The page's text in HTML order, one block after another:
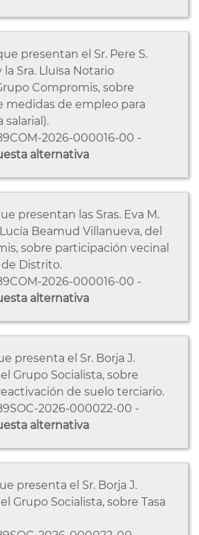
presentan el Sr. Pere S.
la Sra. Lluïsa Notario
Compromis, sobre
medidas de empleo para
salarial).
2026-000016-00 -
alternativa
presentan las Sras. Eva M.
Beamud Villanueva, del
sobre participación vecinal
Distrito.
2026-000016-00 -
alternativa
presenta el Sr. Borja J.
Grupo Socialista, sobre
de suelo terciario.
2026-000022-00 -
alternativa
presenta el Sr. Borja J.
Grupo Socialista, sobre Tasa